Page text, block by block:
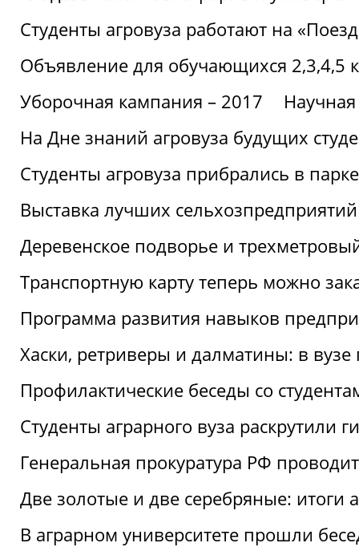
Студенты агровуза работают на
Объявление для обучающихся 2,3,4,5
Уборочная кампания – 2017
На Дне знаний агровуза будущих
Студенты агровуза прибрались в
Выставка лучших
Деревенское подворье и
Транспортную карту теперь можно
Программа развития навыков
Хаски, ретриверы и далматины: в вузе
Профилактические беседы со
Студенты аграрного вуза раскрутили
Генеральная прокуратура РФ
Две золотые и две серебряные:
В аграрном университете прошли